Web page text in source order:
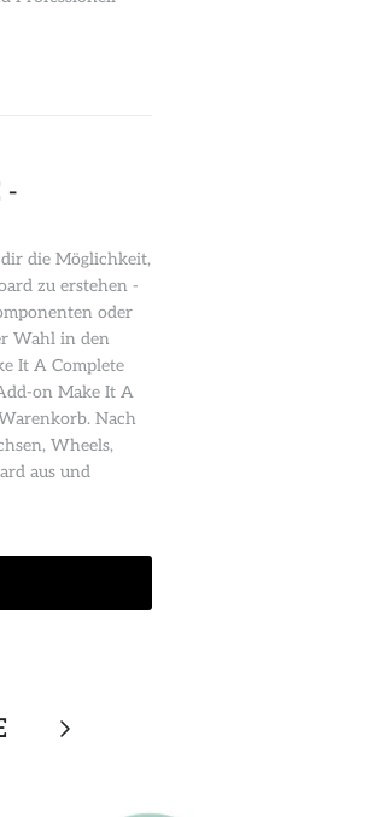
-
die Möglichkeit,
zu erstehen -
oder
Wahl in den
It A Complete
on Make It A
Nach
Wheels,
aus und